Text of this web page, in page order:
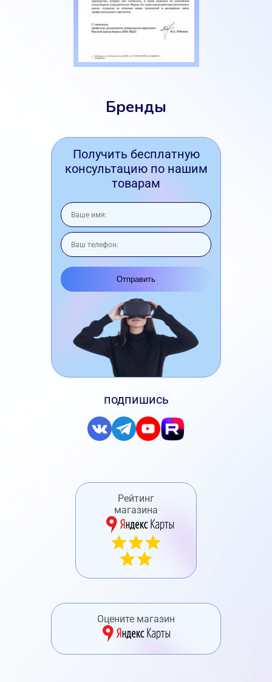
Бренды
Получить бесплатную
консультацию по нашим
товарам
подпишись
Рейтинг
магазина
Оцените магазин